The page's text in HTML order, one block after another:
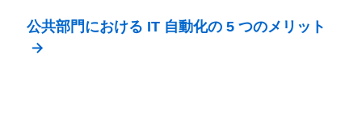
公共部門における IT 自動化の 5 つのメリット